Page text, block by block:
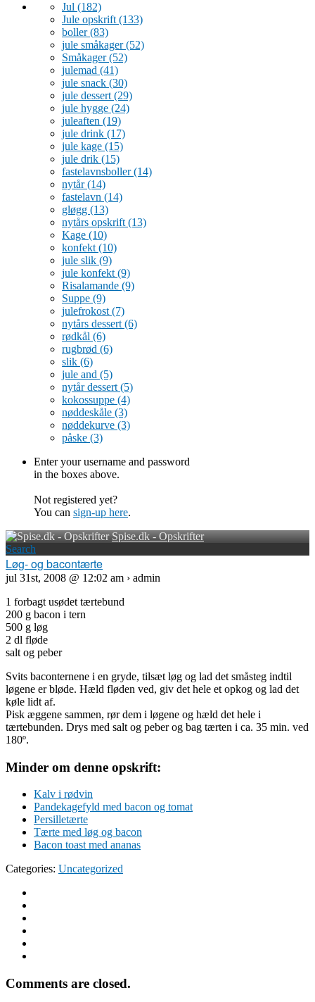
Jul (182)
Jule opskrift (133)
boller(83)
jule småkager(52)
Småkager(52)
julemad (41)
jule snack (30)
jule dessert (29)
jule hygge (24)
juleaften (19)
jule drink (17)
jule kage (15)
jule drik (15)
fastelavnsboller(14)
nytår(14)
fastelavn (14)
gløgg (13)
nytårs opskrift (13)
Kage (10)
konfekt (10)
jule slik (9)
jule konfekt (9)
Risalamande (9)
Suppe (9)
julefrokost (7)
nytårs dessert (6)
rødkål (6)
rugbrød (6)
slik (6)
jule and (5)
nytår dessert (5)
kokossuppe (4)
nøddeskåle (3)
nøddekurve (3)
påske (3)
Enter your username and password
in the boxes above.
Not registered yet?
You can sign-up here.
Spise.dk - Opskrifter
Search
Løg- og bacontærte
jul 31st, 2008 @ 12:02 am › admin
1 forbagt usødet tærtebund
200 g bacon i tern
500 g løg
2 dl fløde
salt og peber
Svits baconternene i en gryde, tilsæt løg og lad det småsteg indtil
løgene er bløde. Hæld fløden ved, giv det hele et opkog og lad det
køle lidt af.
Pisk æggene sammen, rør dem i løgene og hæld det hele i
tærtebunden. Drys med salt og peber og bag tærten i ca. 35 min. ved
180º.
Minder om denne opskrift:
Kalv i rødvin
Pandekagefyld med bacon og tomat
Persilletærte
Tærte med løg og bacon
Bacon toast med ananas
Categories: Uncategorized
Comments are closed.